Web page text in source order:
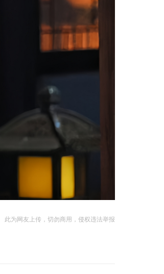
此为网友上传，切勿商用，侵权违法举报